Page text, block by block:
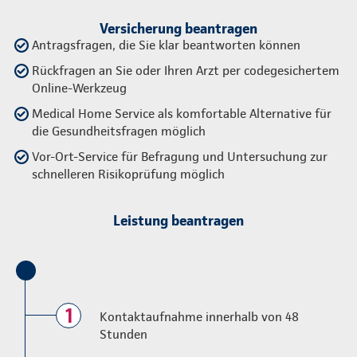
Versicherung beantragen
Antragsfragen, die Sie klar beantworten können
Rückfragen an Sie oder Ihren Arzt per codegesichertem
Online-Werkzeug
Medical Home Service als komfortable Alternative für
die Gesundheitsfragen möglich
Vor-Ort-Service für Befragung und Untersuchung zur
schnelleren Risikoprüfung möglich
Leistung beantragen
1
Kontaktaufnahme innerhalb von 48
Stunden